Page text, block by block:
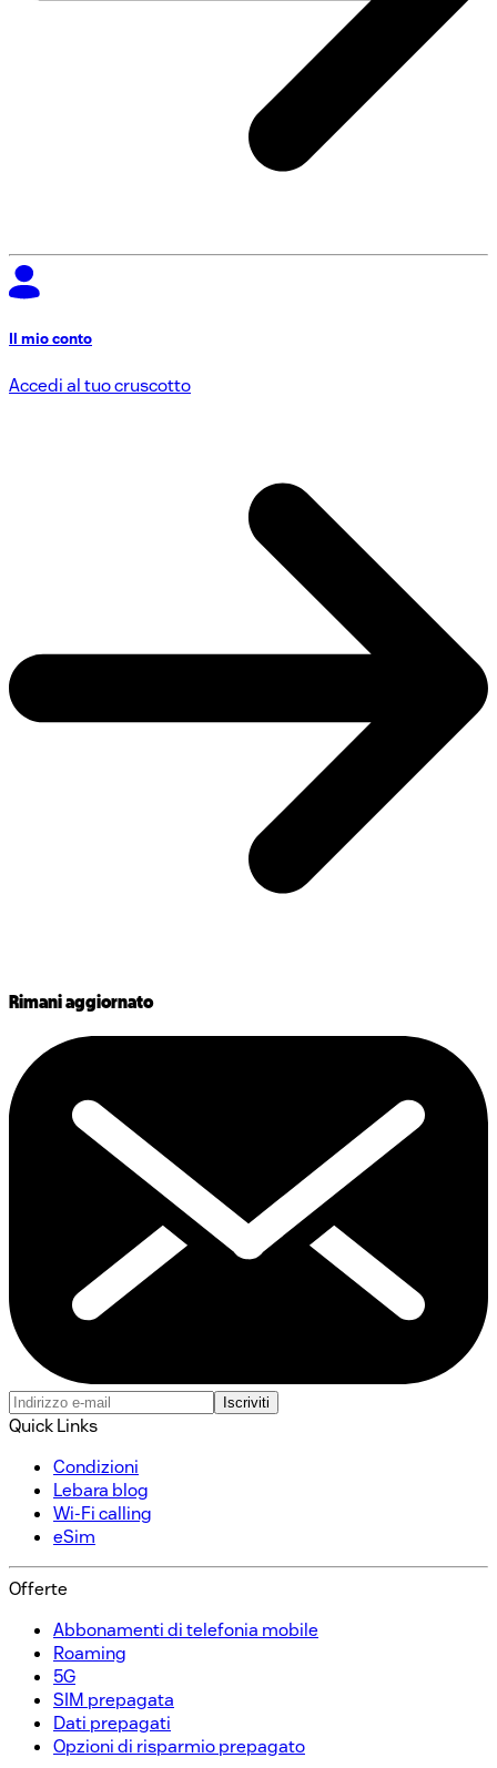
Il mio conto
Accedi al tuo cruscotto
Rimani aggiornato
Iscriviti
Quick Links
Condizioni​
Lebara blog
Wi-Fi calling
eSim
Offerte​
Abbonamenti di telefonia mobile​
Roaming
5G
SIM prepagata​
Dati prepagati​
Opzioni di risparmio prepagato​